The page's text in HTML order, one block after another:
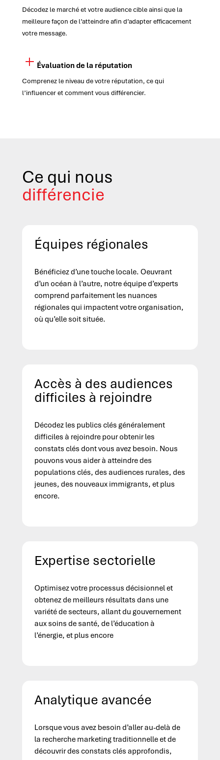
Décodez le marché et votre audience cible ainsi que la
meilleure façon de l’atteindre afin d’adapter efficacement
votre message.
Évaluation de la réputation
Comprenez le niveau de votre réputation, ce qui
l’influencer et comment vous différencier.
Ce qui nous
différencie
Équipes régionales
Bénéficiez d’une touche locale. Oeuvrant
d’un océan à l’autre, notre équipe d’experts
comprend parfaitement les nuances
régionales qui impactent votre organisation,
où qu’elle soit située.
Accès à des audiences
difficiles à rejoindre
Décodez les publics clés généralement
difficiles à rejoindre pour obtenir les
constats clés dont vous avez besoin. Nous
pouvons vous aider à atteindre des
populations clés, des audiences rurales, des
jeunes, des nouveaux immigrants, et plus
encore.
Expertise sectorielle
Optimisez votre processus décisionnel et
obtenez de meilleurs résultats dans une
variété de secteurs, allant du gouvernement
aux soins de santé, de l’éducation à
l’énergie, et plus encore
Analytique avancée
Lorsque vous avez besoin d’aller au-delà de
la recherche marketing traditionnelle et de
découvrir des constats clés approfondis,